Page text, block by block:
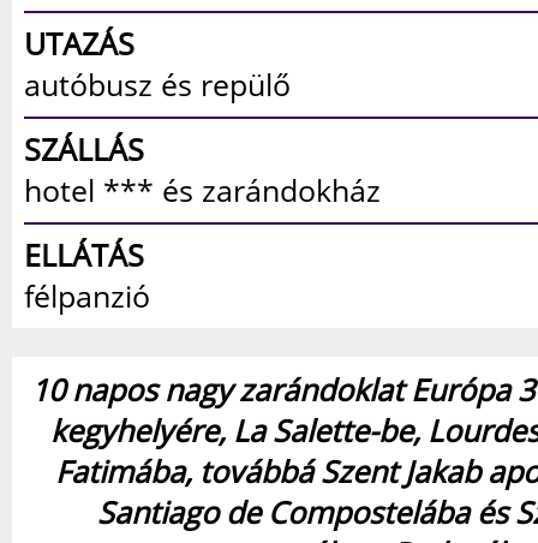
UTAZÁS
autóbusz és repülő
SZÁLLÁS
hotel *** és zarándokház
ELLÁTÁS
félpanzió
10 napos nagy zarándoklat Európa
kegyhelyére, La Salette-be,
Fatimába, továbbá Szent Jakab
Santiago de Compostelába és